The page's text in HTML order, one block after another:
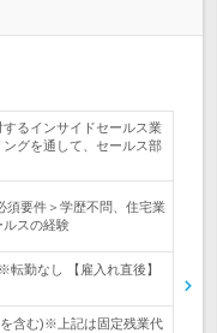
るインサイドセールス業
グを通して、セールス部
須要件＞学歴不問、住宅業
ルスの経験
勤なし 【雇入れ直後】
含む)※上記は固定残業代